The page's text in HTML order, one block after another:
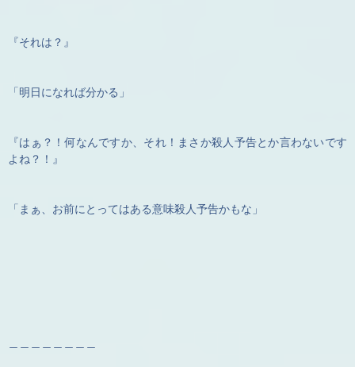
『それは？』
「明日になれば分かる」
『はぁ？！何なんですか、それ！まさか殺人予告とか言わないです
よね？！』
「まぁ、お前にとってはある意味殺人予告かもな」